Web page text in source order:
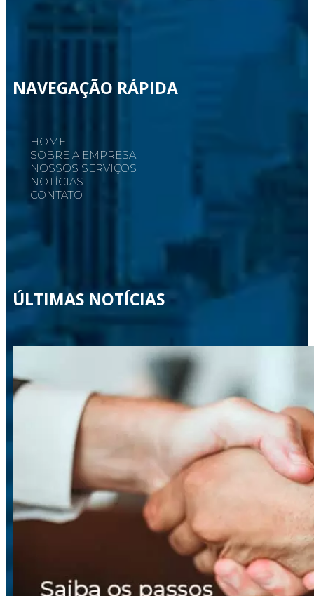
NAVEGAÇÃO RÁPIDA
HOME
SOBRE A EMPRESA
NOSSOS SERVIÇOS
NOTÍCIAS
CONTATO
ÚLTIMAS NOTÍCIAS